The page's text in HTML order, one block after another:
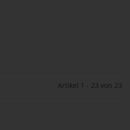
Artikel 1 - 23 von 23